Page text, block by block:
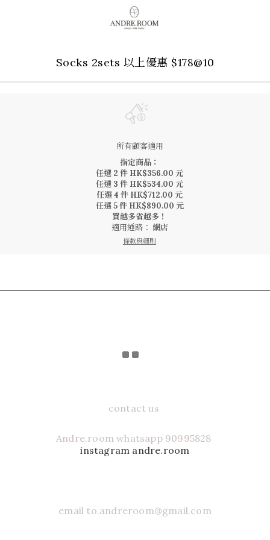
Socks 2sets 以上優惠 $178@10
所有顧客適用
指定商品：
任選 2 件 HK$356.00 元
任選 3 件 HK$534.00 元
任選 4 件 HK$712.00 元
任選 5 件 HK$890.00 元
買越多省越多！
適用通路： 網店
條款與細則
contact us
Andre.room whatsapp 90995828
instagram andre.room
email to.andreroom@gmail.com